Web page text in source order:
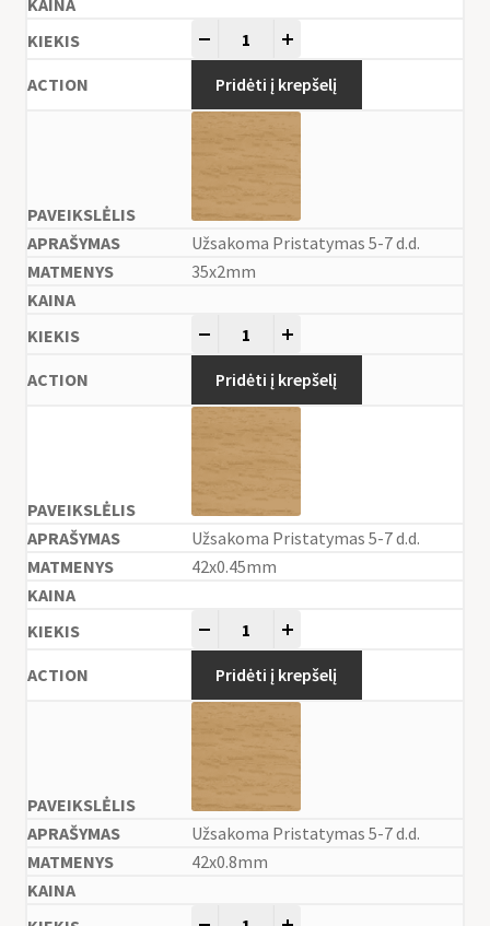
Pridėti į krepšelį
Užsakoma Pristatymas 5-7 d.d.
35x2mm
Pridėti į krepšelį
Užsakoma Pristatymas 5-7 d.d.
42x0.45mm
Pridėti į krepšelį
Užsakoma Pristatymas 5-7 d.d.
42x0.8mm